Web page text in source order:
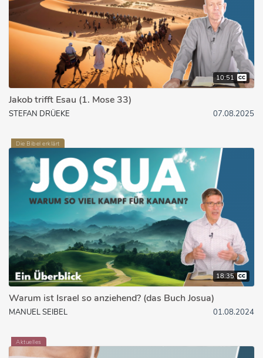
10:51
Jakob trifft Esau (1. Mose 33)
STEFAN DRÜEKE 07.08.2025
Die Bibel erklärt
18:35
Warum ist Israel so anziehend? (das Buch Josua)
MANUEL SEIBEL 01.08.2024
Aktuelles